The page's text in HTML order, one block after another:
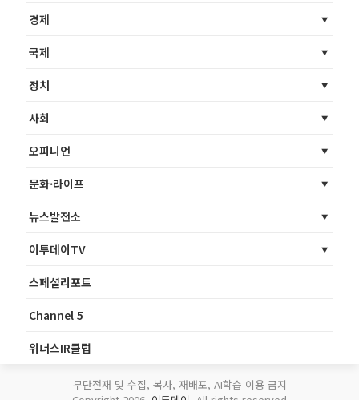
경제
국제
정치
사회
오피니언
문화·라이프
뉴스발전소
이투데이TV
스페셜리포트
Channel 5
위너스IR클럽
무단전재 및 수집, 복사, 재배포, AI학습 이용 금지